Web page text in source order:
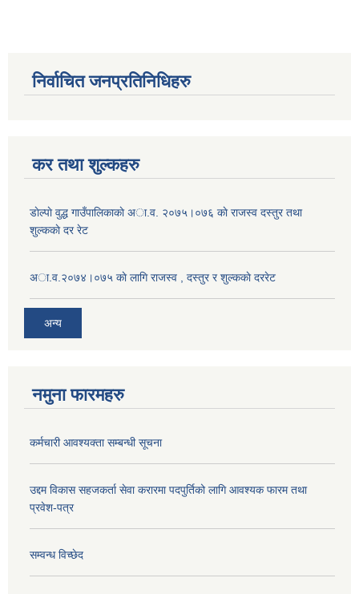
निर्वाचित जनप्रतिनिधिहरु
कर तथा शुल्कहरु
डाेल्पाे वुद्ध गाउँपालिकाकाे अा.व. २०७५।०७६ काे राजस्व दस्तुर तथा
शुल्ककाे दर रेट
अा.व.२०७४।०७५ काे लागि राजस्व , दस्तुर र शुल्ककाे दररेट
अन्य
नमुना फारमहरु
कर्मचारी आवश्यक्ता सम्बन्धी सूचना
उद्दम विकास सहजकर्ता सेवा करारमा पदपुर्तिको लागि आवश्यक फारम तथा
प्रवेश-पत्र
सम्वन्ध विच्छेद